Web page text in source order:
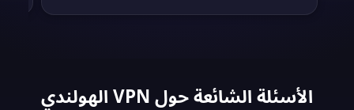
الأسئلة الشائعة حول VPN الهولندي